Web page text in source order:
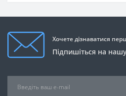
Хочете дізнаватися
Підпишіться на